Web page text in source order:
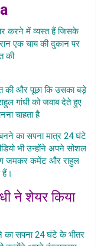
करने में व्यस्त हैं जिसके
एक चाय की दुकान पर
की
की और पूछा कि उसका बड़े
गांधी को जवाब देते हुए
चाहता है
का सपना मात्र 24 घंटे
भी उन्होंने अपने सोशल
जमकर कमेंट और राहुल
हैं।
ने शेयर किया
का सपना 24 घंटे के भीतर